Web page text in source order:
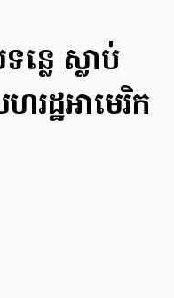
ន្លេ ស្លាប់
ដ្ឋអាមេរិក